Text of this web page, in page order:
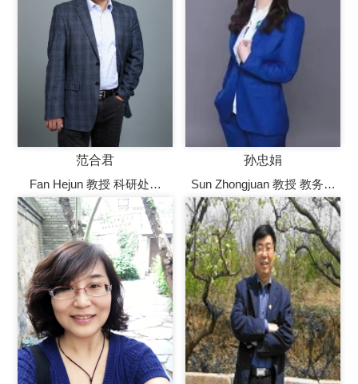
人事部命题专家、元隆会计
师事务所外聘专家
范合君
Fan Hejun 教授 科研处处
长，企业管理系教授，博士
生导师，北京市高等学校青
年教学名师、北京市优秀博
士论文获得者，美国
University of Scranton访问学
者
孙忠娟
Sun Zhongjuan 教授 教务处
处长 教授 博士生导师